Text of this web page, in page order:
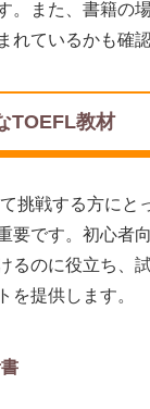
。また、書籍の
れているかも確
TOEFL教材
挑戦する方にと
要です。初心者
るのに役立ち、
を提供します。